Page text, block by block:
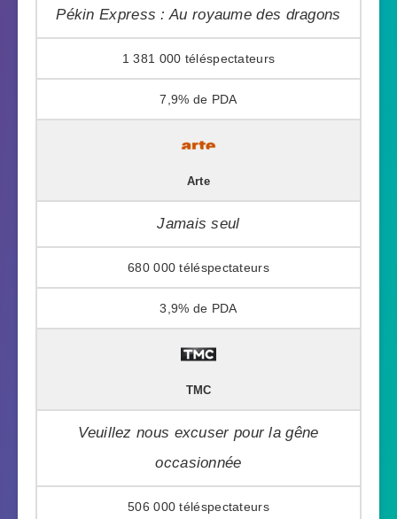
Pékin Express : Au royaume des dragons
1 381 000
7,9%
Arte
Jamais seul
680 000
3,9%
TMC
Veuillez nous excuser pour la gêne
occasionnée
506 000